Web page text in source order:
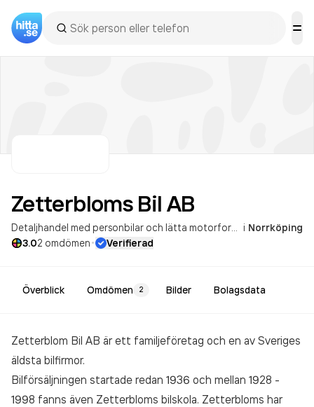
Zetterbloms Bil AB
Allmän
i Norrköping
3.02 omdömen· Verifierad
Överblick Omdömen 2 Bilder Bolagsdata
Zetterblom Bil AB är ett familjeföretag och en av Sveriges
äldsta bilfirmor.
Bilförsäljningen startade redan 1936 och mellan 1928 -
1998 fanns även Zetterbloms bilskola. Zetterbloms har